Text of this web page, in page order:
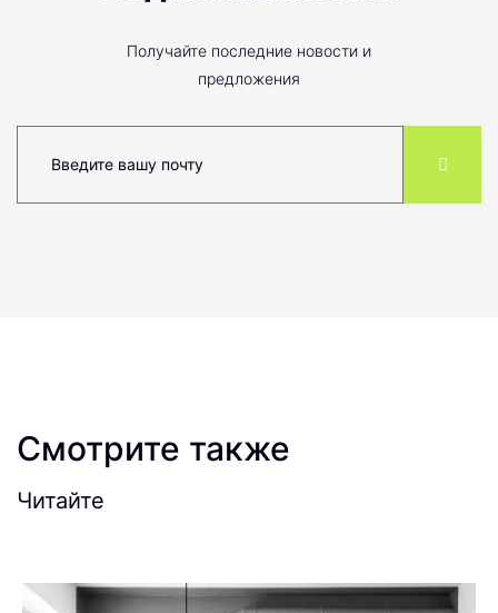
Получайте последние новости и
предложения
Смотрите также
Читайте